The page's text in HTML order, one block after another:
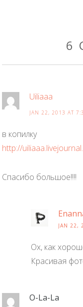
6
Uiliaaa
JAN 22, 2013 AT
в копилку
http://
Спасибо большое!!!!
JAN 22,
Ох, как
Красивая
O-La-La